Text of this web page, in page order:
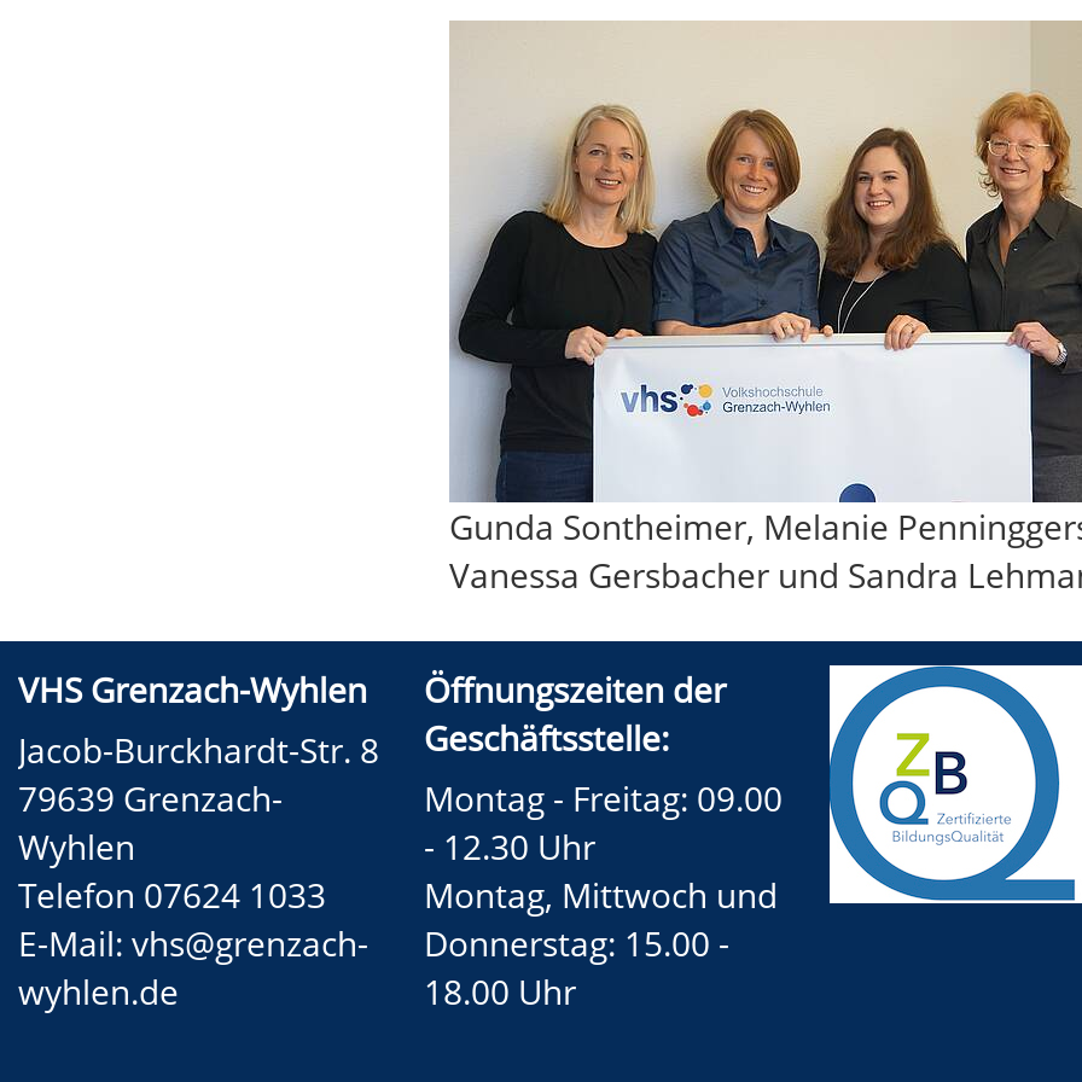
Gunda Sontheimer, Melanie
Vanessa Gersbacher und Sandra
VHS Grenzach-Wyhlen
Jacob-Burckhardt-Str. 8
79639 Grenzach-
Wyhlen
Telefon 07624 1033
E-Mail: vhs@grenzach-
wyhlen.de
Öffnungszeiten der
Geschäftsstelle:
Montag - Freitag: 09.00
- 12.30 Uhr
Montag, Mittwoch und
Donnerstag: 15.00 -
18.00 Uhr